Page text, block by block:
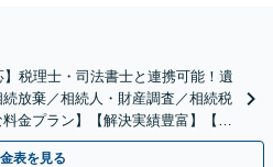
】税理士・司法書士と連携可能！遺
放棄／相続人・財産調査／相続税
金プラン】【解決実績豊富】【電
表を見る